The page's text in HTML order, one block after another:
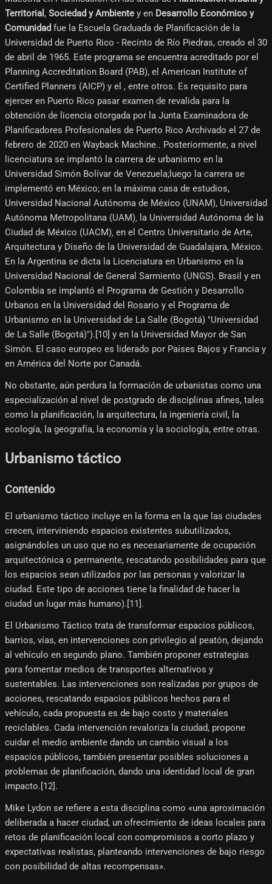
Territorial , Sociedad y Ambiente y en Desarrollo Económico y
Comunidad fue la Escuela Graduada de Planificación de la
Universidad de Puerto Rico - Recinto de Río Piedras, creado el 30
de abril de 1965. Este programa se encuentra acreditado por el
Planning Accreditation Board (PAB), el American Institute of
Certified Planners (AICP) y el , entre otros. Es requisito para
ejercer en Puerto Rico pasar examen de revalida para la
obtención de licencia otorgada por la Junta Examinadora de
Planificadores Profesionales de Puerto Rico Archivado el 27 de
febrero de 2020 en Wayback Machine.. Posteriormente, a nivel
licenciatura se implantó la carrera de urbanismo en la
Universidad Simón Bolívar de Venezuela;luego la carrera se
implementó en México; en la máxima casa de estudios,
Universidad Nacional Autónoma de México (UNAM), Universidad
Autónoma Metropolitana (UAM)‚ la Universidad Autónoma de la
Ciudad de México (UACM)‚ en el Centro Universitario de Arte,
Arquitectura y Diseño de la Universidad de Guadalajara, México.
En la Argentina se dicta la Licenciatura en Urbanismo en la
Universidad Nacional de General Sarmiento (UNGS). Brasil y en
Colombia se implantó el Programa de Gestión y Desarrollo
Urbanos en la Universidad del Rosario y el Programa de
Urbanismo en la Universidad de La Salle (Bogotá) "Universidad
de La Salle (Bogotá)").[10]​ y en la Universidad Mayor de San
Simón. El caso europeo es liderado por Países Bajos y Francia y
en América del Norte por Canadá.
No obstante, aún perdura la formación de urbanistas como una
especialización al nivel de postgrado de disciplinas afines, tales
como la planificación, la arquitectura, la ingeniería civil, la
ecología, la geografía, la economía y la sociología, entre otras.
Urbanismo táctico
Contenido
El urbanismo táctico incluye en la forma en la que las ciudades
crecen, interviniendo espacios existentes subutilizados,
asignándoles un uso que no es necesariamente de ocupación
arquitectónica o permanente, rescatando posibilidades para que
los espacios sean utilizados por las personas y valorizar la
ciudad. Este tipo de acciones tiene la finalidad de hacer la
ciudad un lugar más humano).[11]​.
El Urbanismo Táctico trata de transformar espacios públicos,
barrios, vías, en intervenciones con privilegio al peatón, dejando
al vehículo en segundo plano. También proponer estrategias
para fomentar medios de transportes alternativos y
sustentables. Las intervenciones son realizadas por grupos de
acciones, rescatando espacios públicos hechos para el
vehículo, cada propuesta es de bajo costo y materiales
reciclables. Cada intervención revaloriza la ciudad, propone
cuidar el medio ambiente dando un cambio visual a los
espacios públicos, también presentar posibles soluciones a
problemas de planificación, dando una identidad local de gran
impacto.[12]​.
Mike Lydon se refiere a esta disciplina como «una aproximación
deliberada a hacer ciudad, un ofrecimiento de ideas locales para
retos de planificación local con compromisos a corto plazo y
expectativas realistas, planteando intervenciones de bajo riesgo
con posibilidad de altas recompensas».